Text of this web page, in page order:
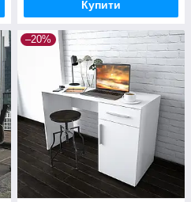
Купити
–20%